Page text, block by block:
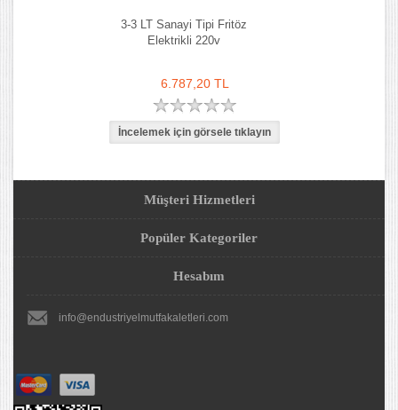
3-3 LT Sanayi Tipi Fritöz
Elektrikli 220v
6.787,20 TL
Müşteri Hizmetleri
Popüler Kategoriler
Hesabım
info@endustriyelmutfakaletleri.com